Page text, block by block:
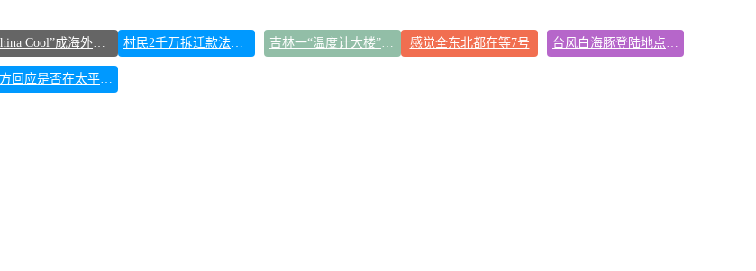
“China Cool”成海外热词 村民2千万拆迁款法院执行后仍拿不到 吉林一“温度计大楼”读数爆表 感觉全东北都在等7号 台风白海豚登陆地点更新
中方回应是否在太平洋海底开采稀土